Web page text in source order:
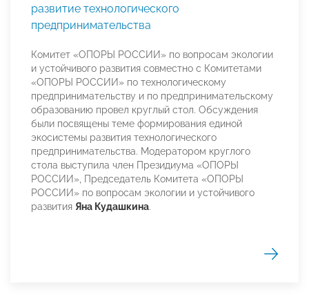
развитие технологического
предпринимательства
Комитет «ОПОРЫ РОССИИ» по вопросам экологии
и устойчивого развития совместно с Комитетами
«ОПОРЫ РОССИИ» по технологическому
предпринимательству и по предпринимательскому
образованию провел круглый стол. Обсуждения
были посвящены теме формирования единой
экосистемы развития технологического
предпринимательства. Модератором круглого
стола выступила член Президиума «ОПОРЫ
РОССИИ», Председатель Комитета «ОПОРЫ
РОССИИ» по вопросам экологии и устойчивого
развития Яна Кудашкина.